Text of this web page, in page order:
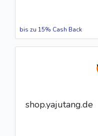
bis zu 15% Cash Back
shop.yajutang.de